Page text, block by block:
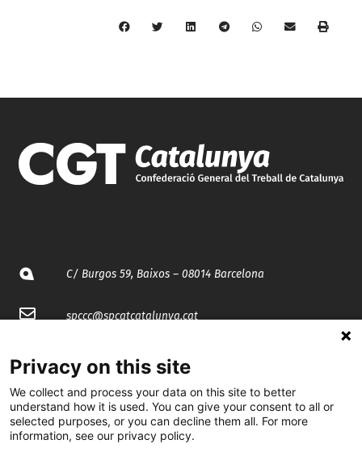
C/ Burgos 59, Baixos – 08014 Barcelona
spccc@spcgtcatalunya.cat
@CGTCatalunya
cgtcatalunya
Privacy on this site
We collect and process your data on this site to better
understand how it is used. You can give your consent to all or
selected purposes, or you can decline them all. For more
information, see our privacy policy.